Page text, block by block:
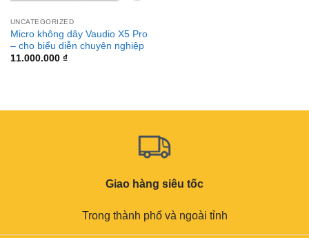
UNCATEGORIZED
Micro không dây Vaudio X5 Pro
– cho biểu diễn chuyên nghiệp
11.000.000 ₫
Giao hàng siêu tốc
Trong thành phố và ngoài tỉnh